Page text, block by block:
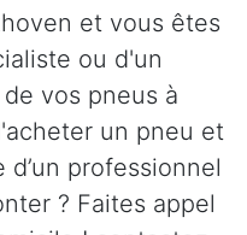
et vous êtes
ou d'un
vos pneus à
un pneu et
professionnel
? Faites appel